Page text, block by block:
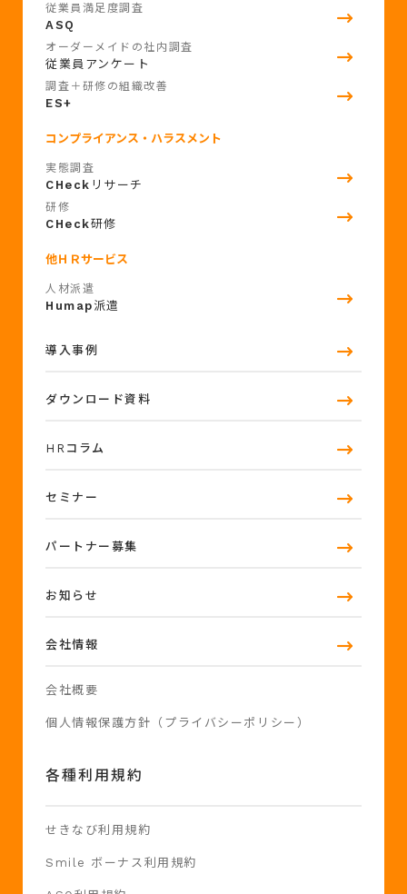
従業員満足度調査
ASQ
オーダーメイドの社内調査
従業員アンケート
調査＋研修の組織改善
ES+
コンプライアンス・ハラスメント
実態調査
CHeck リサーチ
研修
CHeck研修
他ＨＲサービス
人材派遣
Humap 派遣
導入事例
ダウンロード資料
HRコラム
セミナー
パートナー募集
お知らせ
会社情報
会社概要
個人情報保護方針（プライバシーポリシー）
各種利用規約
せきなび利用規約
Smile ボーナス利用規約